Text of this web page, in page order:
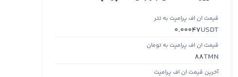
قیمت ان اف پرامپت به تتر
USDT
0.00047
قیمت ان اف پرامپت به تومان
TMN
88
آخرین قیمت ان اف پرامپت